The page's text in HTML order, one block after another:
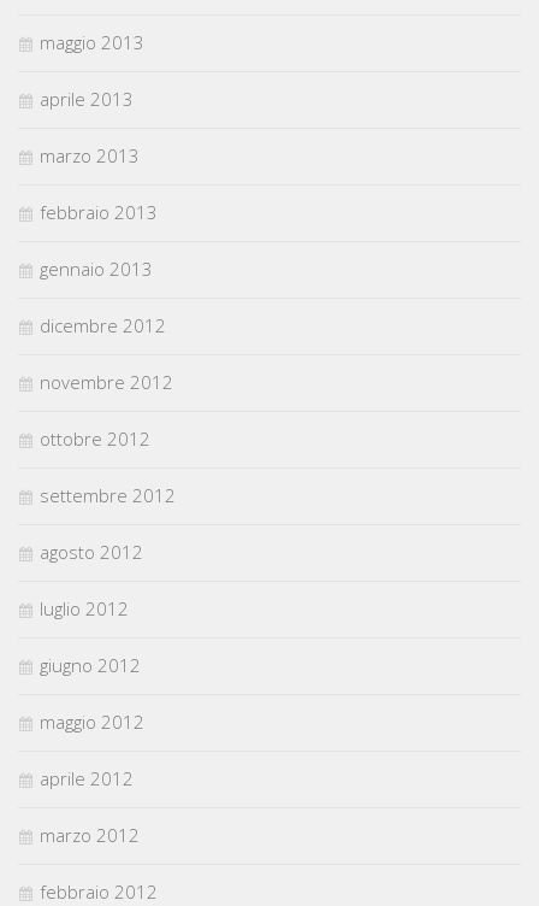
maggio 2013
aprile 2013
marzo 2013
febbraio 2013
gennaio 2013
dicembre 2012
novembre 2012
ottobre 2012
settembre 2012
agosto 2012
luglio 2012
giugno 2012
maggio 2012
aprile 2012
marzo 2012
febbraio 2012